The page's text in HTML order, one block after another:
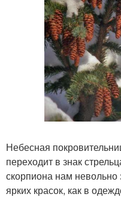
Небесная
переходит в знак
скорпиона нам невольно
ярких красок, как в